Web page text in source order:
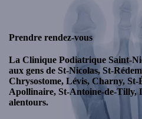
Prendre rendez-vous
La Clinique Podiatrique Saint-
aux gens de St-Nicolas, St-
Chrysostome, Lévis, Charny, St-
Apollinaire, St-Antoine-de-Tilly,
alentours.